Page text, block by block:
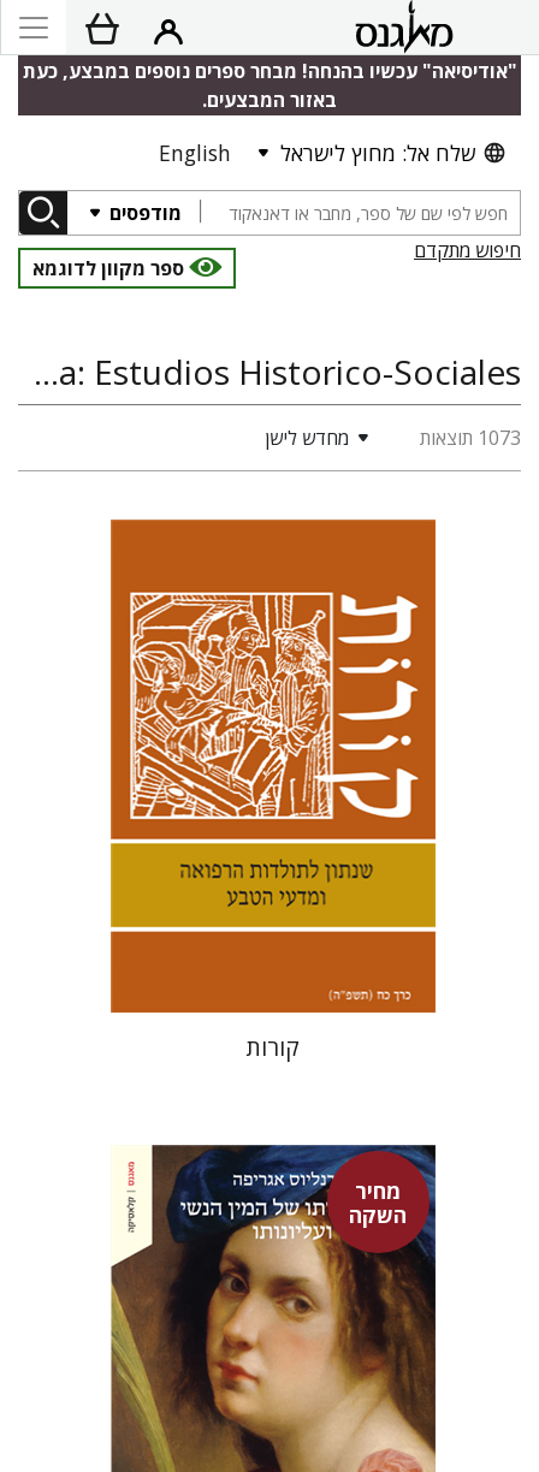
"אודיסיאה" עכשיו בהנחה! מבחר ספרים נוספים במבצע, כעת
באזור המבצעים.
שלח אל: מחוץ לישראל English
מודפסים
חיפוש מתקדם
ספר מקוון לדוגמא
Judaica Latinoamericana: Estudios Historico-Sociales, היסטוריה, היסטוריה יהודית
1073 תוצאות מחדש לישן
קנת קולינס
הנחת אתר ספר מודפס
$42
$38
קורות
מחיר
השקה
היינריך קורנליוס אגריפה
אבנר בן-זקן
נתן רון